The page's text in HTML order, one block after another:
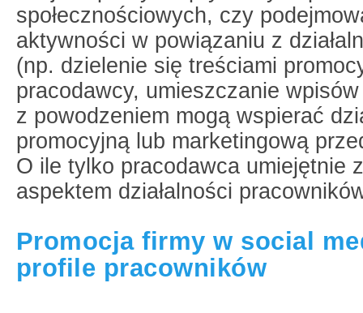
społecznościowych, czy
aktywności w powiązaniu z
(np. dzielenie się treściami
pracodawcy, umieszczanie
z powodzeniem mogą wspierać
promocyjną lub marketingową
O ile tylko pracodawca umiejętnie
aspektem działalności
Promocja firmy w social
profile pracowników